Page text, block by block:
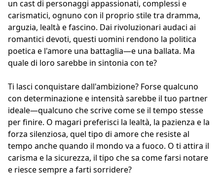
un cast di personaggi appassionati, complessi e
carismatici, ognuno con il proprio stile tra dramma,
arguzia, lealtà e fascino. Dai rivoluzionari audaci ai
romantici devoti, questi uomini rendono la politica
poetica e l'amore una battaglia—e una ballata. Ma
quale di loro sarebbe in sintonia con te?
Ti lasci conquistare dall'ambizione? Forse qualcuno
con determinazione e intensità sarebbe il tuo partner
ideale—qualcuno che scrive come se il tempo stesse
per finire. O magari preferisci la lealtà, la pazienza e la
forza silenziosa, quel tipo di amore che resiste al
tempo anche quando il mondo va a fuoco. O ti attira il
carisma e la sicurezza, il tipo che sa come farsi notare
e riesce sempre a farti sorridere?